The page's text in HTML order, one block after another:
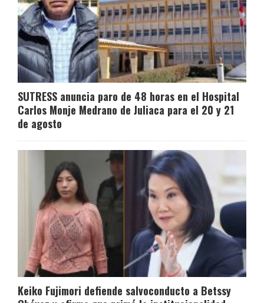
SUTRESS anuncia paro de 48 horas en el Hospital
Carlos Monje Medrano de Juliaca para el 20 y 21
de agosto
Keiko Fujimori defiende salvoconducto a Betssy